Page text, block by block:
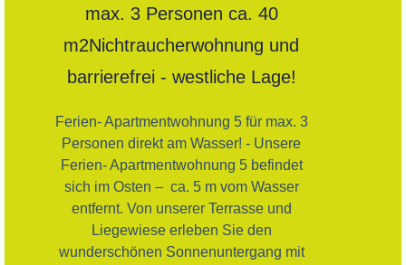
max. 3 Personen ca. 40
m2Nichtraucherwohnung und
barrierefrei - westliche Lage!
Ferien- Apartmentwohnung 5 für max. 3
Personen direkt am Wasser! - Unsere
Ferien- Apartmentwohnung 5 befindet
sich im Osten – ca. 5 m vom Wasser
entfernt. Von unserer Terrasse und
Liegewiese erleben Sie den
wunderschönen Sonnenuntergang mit